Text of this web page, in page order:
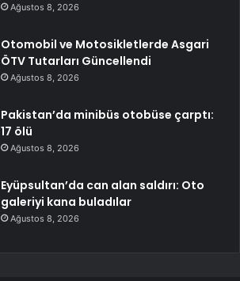
Ağustos 8, 2026
Otomobil ve Motosikletlerde Asgari
ÖTV Tutarları Güncellendi
Ağustos 8, 2026
Pakistan’da minibüs otobüse çarptı:
17 ölü
Ağustos 8, 2026
Eyüpsultan’da can alan saldırı: Oto
galeriyi kana buladılar
Ağustos 8, 2026